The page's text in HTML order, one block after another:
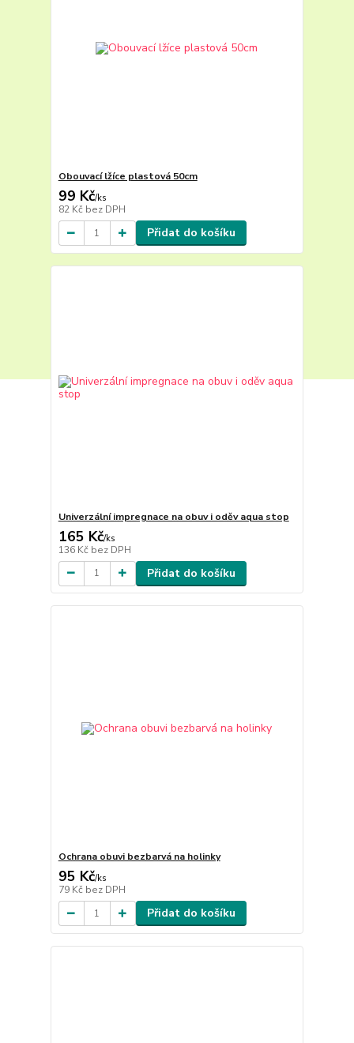
Obouvací lžíce plastová 50cm
99 Kč/ks
82 Kč bez DPH
Přidat do košíku
Univerzální impregnace na obuv i oděv aqua stop
165 Kč/ks
136 Kč bez DPH
Přidat do košíku
Ochrana obuvi bezbarvá na holinky
95 Kč/ks
79 Kč bez DPH
Přidat do košíku